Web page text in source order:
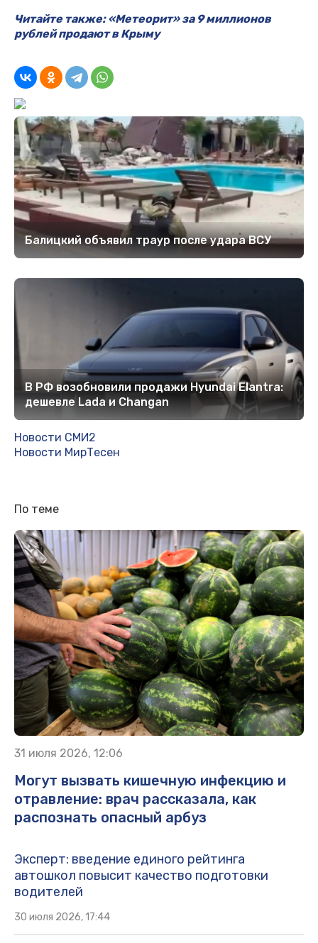
Читайте также: «Метеорит» за 9 миллионов
рублей продают в Крыму
Балицкий объявил траур после удара ВСУ
В РФ возобновили продажи Hyundai Elantra:
дешевле Lada и Changan
Новости СМИ2
Новости МирТесен
По теме
31 июля 2026, 12:06
Могут вызвать кишечную инфекцию и
отравление: врач рассказала, как
распознать опасный арбуз
Эксперт: введение единого рейтинга
автошкол повысит качество подготовки
водителей
30 июля 2026, 17:44